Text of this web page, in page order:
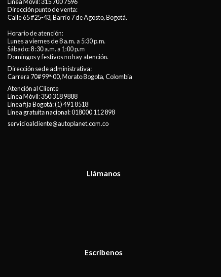
Línea Móvil:315 700 7596
Dirección punto de venta:
Calle 65 #25-43, Barrio 7 de Agosto, Bogotá.
Horario de atención:
Lunes a viernes de 8 a.m. a 5:30 p.m.
Sábado: 8 :30 a.m. a 1:00 p.m
Domingos y festivos no hay atención.
Dirección sede administrativa:
Carrera 70# 99ª-00, Morato Bogota, Colombia
Atención al Cliente
Línea Móvil:350 318 9888
Línea fija Bogotá:(1) 491 8518
Línea gratuita nacional:018000 112 898
servicioalcliente@autoplanet.com.co
Llámanos
Escríbenos